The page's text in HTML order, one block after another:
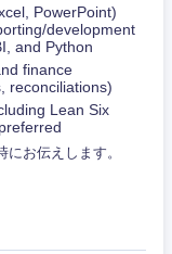
PowerPoint)
development
and Python
finance
reconciliations)
Lean Six
お伝えします。